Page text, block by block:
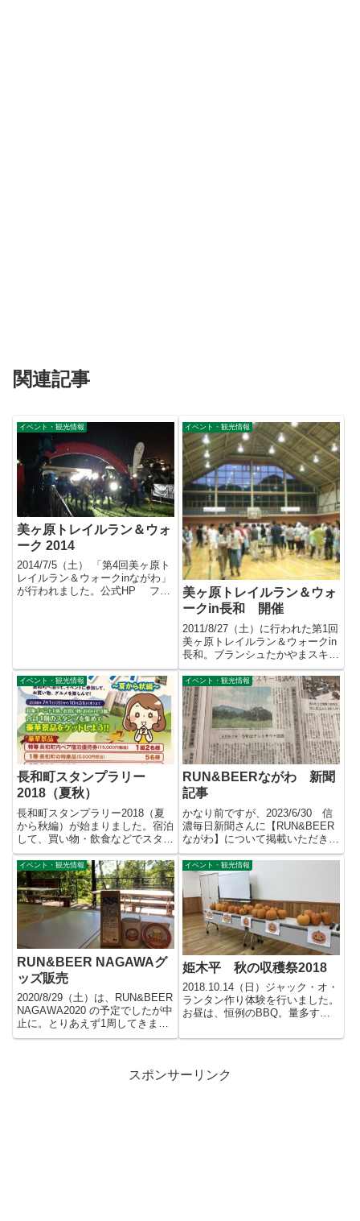
関連記事
イベント・観光情報
美ヶ原トレイルラン＆ウォ
ーク 2014
2014/7/5（土） 「第4回美ヶ原ト
レイルラン＆ウォークinながわ」
が行われました。公式HP フォ
イベント・観光情報
美ヶ原トレイルラン＆ウォ
ークin長和 開催
2011/8/27（土）に行われた第1回
美ヶ原トレイルラン＆ウォークin
長和。ブランシュたかやまスキー
リゾートをスタート...
イベント・観光情報
長和町スタンプラリー
2018（夏秋）
長和町スタンプラリー2018（夏
から秋編）が始まりました。宿泊
して、買い物・飲食などでスタン
プ3個をもらうと応募できます...
イベント・観光情報
RUN&BEERながわ 新聞
記事
かなり前ですが、2023/6/30 信
濃毎日新聞さんに【RUN&BEER
ながわ】について掲載いただきま
した。ありがとうご...
イベント・観光情報
RUN&BEER NAGAWAグ
ッズ販売
2020/8/29（土）は、RUN&BEER
NAGAWA2020 の予定でしたが中
止に。とりあえず1周してきまし
た。8...
イベント・観光情報
姫木平 秋の収穫祭2018
2018.10.14（日）ジャック・オ・
ランタン作り体験を行いました。
お昼は、恒例のBBQ。量多すぎ
スポンサーリンク